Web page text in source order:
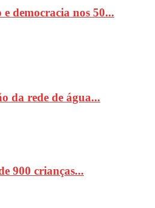
democracia nos 50...
da rede de água...
900 crianças...